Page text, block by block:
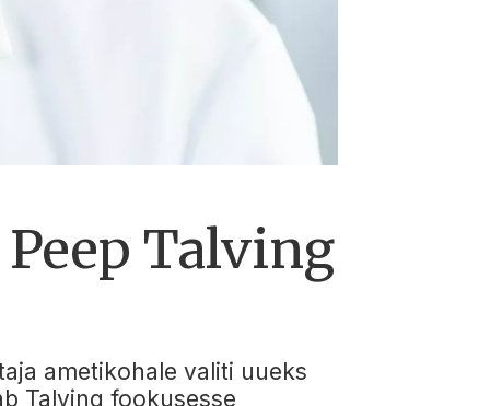
Talving
ametikohale valiti uueks
Talving fookusesse